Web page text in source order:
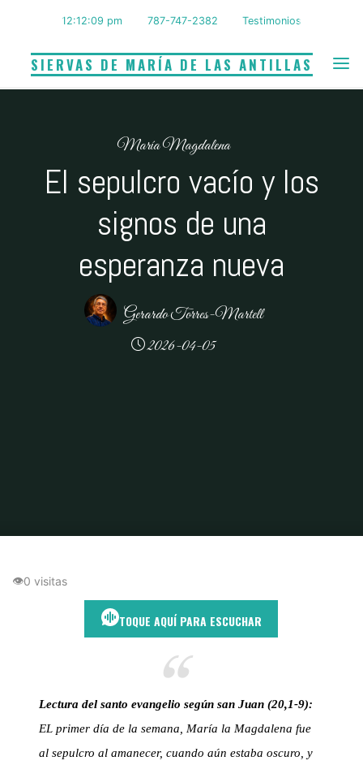
contenidoSIERVAS DE MARÍA DE LAS ANTILLAS
12:12:10 pm 787-747-2382 Testimonios
María Magdalena
El sepulcro vacío y los
signos de una
esperanza nueva
Gerardo Torres-Martell
2026-04-05
👁0 visitas
TOQUE AQUÍ PARA ESCUCHAR
Lectura del santo evangelio según san Juan (20,1-9):
EL primer día de la semana, María la Magdalena fue
al sepulcro al amanecer, cuando aún estaba oscuro, y